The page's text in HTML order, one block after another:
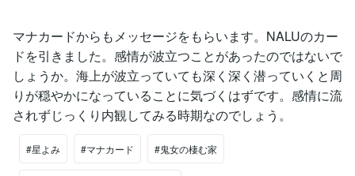
マナカードからもメッセージをもらいます。NALUのカー
ドを引きました。感情が波立つことがあったのではないで
しょうか。海上が波立っていても深く深く潜っていくと周
りが穏やかになっていることに気づくはずです。感情に流
されずじっくり内観してみる時期なのでしょう。
#星よみ #マナカード #鬼女の棲む家